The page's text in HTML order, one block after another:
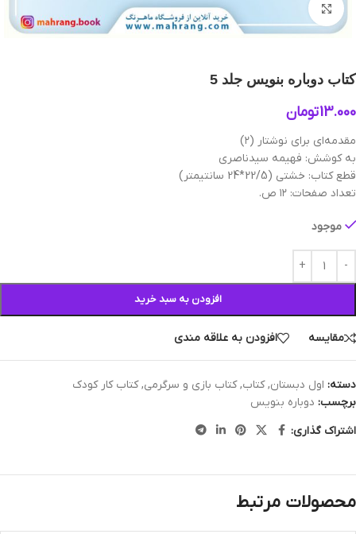
بزرگنمایی تصویر
کتاب دوباره بنويس‌ جلد 5
13.000تومان
مقدمه‌ای برای نوشتار (۲)
به کوشش: فهیمه سیدناصری
قطع کتاب: خشتی (22/5*24 سانتیمتر)
تعداد صفحات: ۱۲ ص.
موجود
افزودن به سبد خرید
مقایسه افزودن به علاقه مندی
دسته: اول دبستان, کتاب, کتاب بازی و سرگرمی, کتاب کار کودک
برچسب: دوباره بنویس
اشتراک گذاری:
محصولات مرتبط